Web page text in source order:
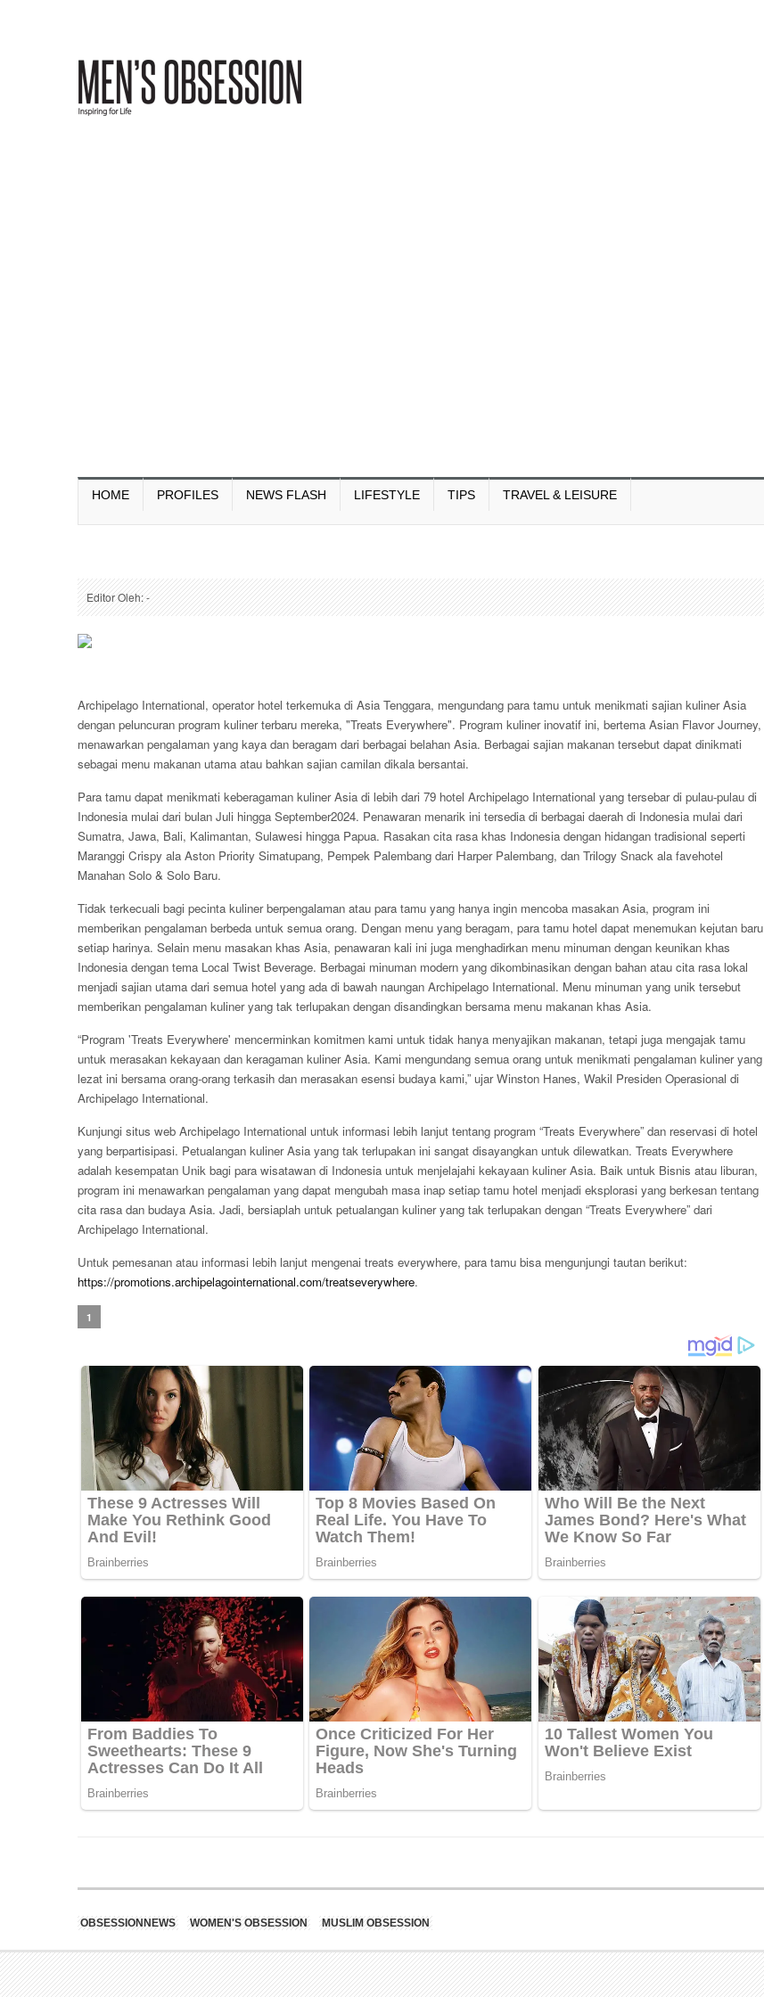
HOME PROFILES NEWS FLASH LIFESTYLE TIPS TRAVEL & LEISURE
Editor Oleh: -
Archipelago International, operator hotel terkemuka di Asia Tenggara, mengundang para tamu untuk menikmati sajian kuliner Asia
dengan peluncuran program kuliner terbaru mereka, "Treats Everywhere". Program kuliner inovatif ini, bertema Asian Flavor Journey,
menawarkan pengalaman yang kaya dan beragam dari berbagai belahan Asia. Berbagai sajian makanan tersebut dapat dinikmati
sebagai menu makanan utama atau bahkan sajian camilan dikala bersantai.
Para tamu dapat menikmati keberagaman kuliner Asia di lebih dari 79 hotel Archipelago International yang tersebar di pulau-pulau di
Indonesia mulai dari bulan Juli hingga September2024. Penawaran menarik ini tersedia di berbagai daerah di Indonesia mulai dari
Sumatra, Jawa, Bali, Kalimantan, Sulawesi hingga Papua. Rasakan cita rasa khas Indonesia dengan hidangan tradisional seperti
Maranggi Crispy ala Aston Priority Simatupang, Pempek Palembang dari Harper Palembang, dan Trilogy Snack ala favehotel
Manahan Solo & Solo Baru.
Tidak terkecuali bagi pecinta kuliner berpengalaman atau para tamu yang hanya ingin mencoba masakan Asia, program ini
memberikan pengalaman berbeda untuk semua orang. Dengan menu yang beragam, para tamu hotel dapat menemukan kejutan baru
setiap harinya. Selain menu masakan khas Asia, penawaran kali ini juga menghadirkan menu minuman dengan keunikan khas
Indonesia dengan tema Local Twist Beverage. Berbagai minuman modern yang dikombinasikan dengan bahan atau cita rasa lokal
menjadi sajian utama dari semua hotel yang ada di bawah naungan Archipelago International. Menu minuman yang unik tersebut
memberikan pengalaman kuliner yang tak terlupakan dengan disandingkan bersama menu makanan khas Asia.
“Program 'Treats Everywhere' mencerminkan komitmen kami untuk tidak hanya menyajikan makanan, tetapi juga mengajak tamu
untuk merasakan kekayaan dan keragaman kuliner Asia. Kami mengundang semua orang untuk menikmati pengalaman kuliner yang
lezat ini bersama orang-orang terkasih dan merasakan esensi budaya kami,” ujar Winston Hanes, Wakil Presiden Operasional di
Archipelago International.
Kunjungi situs web Archipelago International untuk informasi lebih lanjut tentang program “Treats Everywhere” dan reservasi di hotel
yang berpartisipasi. Petualangan kuliner Asia yang tak terlupakan ini sangat disayangkan untuk dilewatkan. Treats Everywhere
adalah kesempatan Unik bagi para wisatawan di Indonesia untuk menjelajahi kekayaan kuliner Asia. Baik untuk Bisnis atau liburan,
program ini menawarkan pengalaman yang dapat mengubah masa inap setiap tamu hotel menjadi eksplorasi yang berkesan tentang
cita rasa dan budaya Asia. Jadi, bersiaplah untuk petualangan kuliner yang tak terlupakan dengan “Treats Everywhere” dari
Archipelago International.
Untuk pemesanan atau informasi lebih lanjut mengenai treats everywhere, para tamu bisa mengunjungi tautan berikut:
https://promotions.archipelagointernational.com/treatseverywhere.
1
OBSESSIONNEWS WOMEN'S OBSESSION MUSLIM OBSESSION